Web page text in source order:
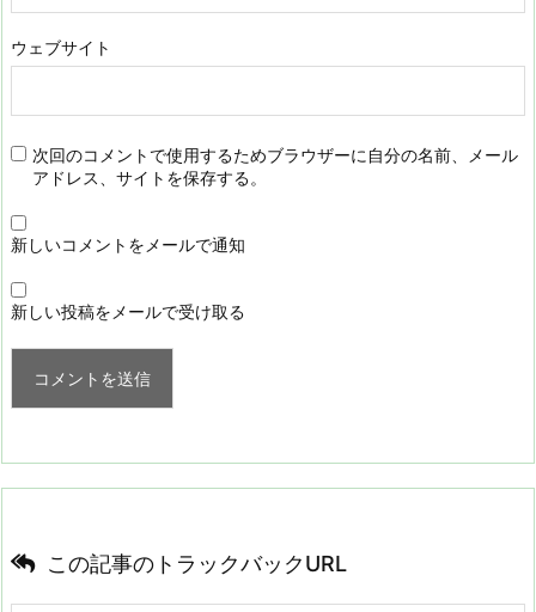
ウェブサイト
次回のコメントで使用するためブラウザーに自分の名前、メール
アドレス、サイトを保存する。
新しいコメントをメールで通知
新しい投稿をメールで受け取る
この記事のトラックバックURL